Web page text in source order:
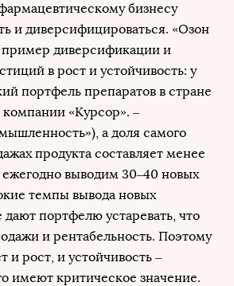
бизнесу
и диверсифицироваться. «Озон
пример диверсификации и
в рост и устойчивость: у
портфель препаратов в стране
компании «Курсор». –
а доля самого
продукта составляет менее
выводим 30–40 новых
темпы вывода новых
портфелю устаревать, что
и рентабельность. Поэтому
и рост, и устойчивость –
имеют критическое значение.